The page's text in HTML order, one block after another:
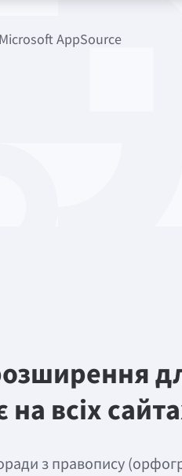
AppSource
всіх
з правопису